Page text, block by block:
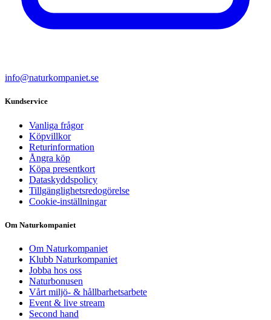
info@naturkompaniet.se
Kundservice
Vanliga frågor
Köpvillkor
Returinformation
Ångra köp
Köpa presentkort
Dataskyddspolicy
Tillgänglighetsredogörelse
Cookie-inställningar
Om Naturkompaniet
Om Naturkompaniet
Klubb Naturkompaniet
Jobba hos oss
Naturbonusen
Vårt miljö- & hållbarhetsarbete
Event & live stream
Second hand